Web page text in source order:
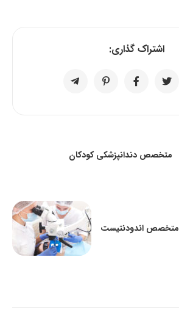
اشتراک گذاری:
متخصص دندانپزشکی کودکان
متخصص اندودنتیست